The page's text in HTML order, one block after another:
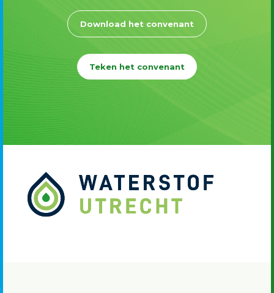
Download het convenant
Teken het convenant